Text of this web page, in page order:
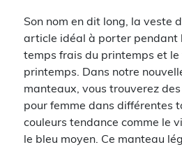
Son nom en dit long, la veste
article idéal à porter pendant
temps frais du printemps et
printemps. Dans notre
manteaux, vous trouverez
pour femme dans différentes
couleurs tendance comme le
le bleu moyen. Ce manteau